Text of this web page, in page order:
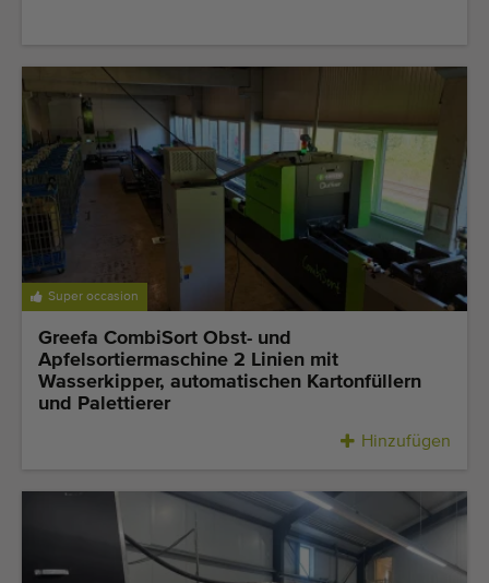
Super occasion
Greefa CombiSort Obst- und
Apfelsortiermaschine 2 Linien mit
Wasserkipper, automatischen Kartonfüllern
und Palettierer
Hinzufügen